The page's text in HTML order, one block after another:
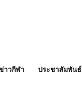
าวกีฬา ประชาสัมพันธ์